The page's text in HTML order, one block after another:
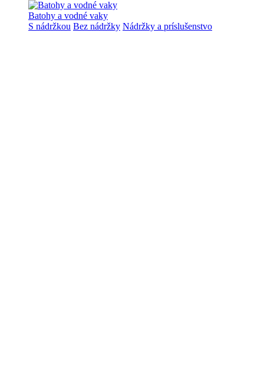
Batohy a vodné vaky
S nádržkou Bez nádržky Nádržky a príslušenstvo